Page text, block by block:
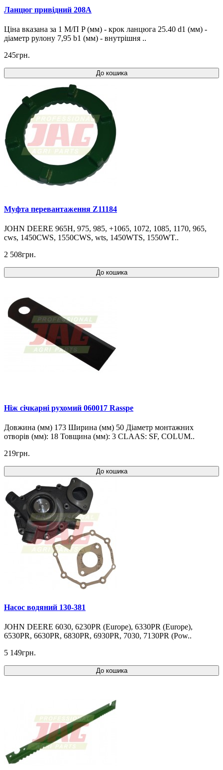
Ланцюг привідний 208A
Ціна вказана за 1 М/П P (мм) - крок ланцюга 25.40 d1 (мм) -
діаметр рулону 7,95 b1 (мм) - внутрішня ..
245грн.
До кошика
Муфта перевантаження Z11184
JOHN DEERE 965H, 975, 985, +1065, 1072, 1085, 1170, 965,
cws, 1450CWS, 1550CWS, wts, 1450WTS, 1550WT..
2 508грн.
До кошика
Ніж січкарні рухомий 060017 Rasspe
Довжина (мм) 173 Ширина (мм) 50 Діаметр монтажних
отворів (мм): 18 Товщина (мм): 3 CLAAS: SF, COLUM..
219грн.
До кошика
Насос водяний 130-381
JOHN DEERE 6030, 6230PR (Europe), 6330PR (Europe),
6530PR, 6630PR, 6830PR, 6930PR, 7030, 7130PR (Pow..
5 149грн.
До кошика